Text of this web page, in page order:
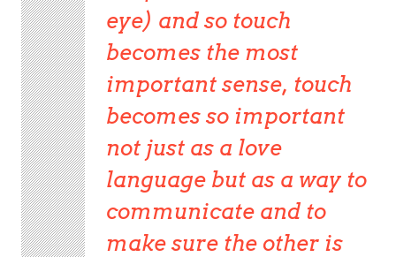
eye) and so touch
becomes the most
important sense, touch
becomes so important
not just as a love
language but as a way to
communicate and to
make sure the other is